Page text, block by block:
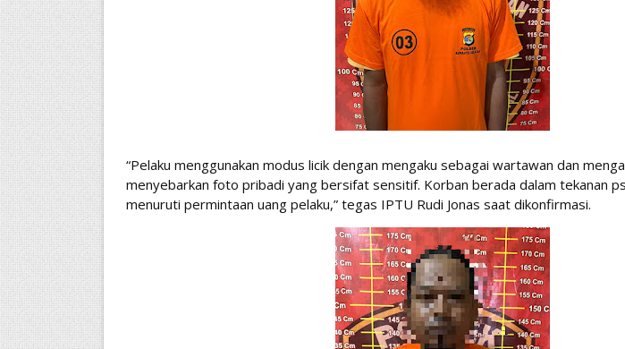
“Pelaku menggunakan modus licik dengan mengaku sebagai wartawan dan
menyebarkan foto pribadi yang bersifat sensitif. Korban berada dalam tekanan
menuruti permintaan uang pelaku,” tegas IPTU Rudi Jonas saat dikonfirmasi.